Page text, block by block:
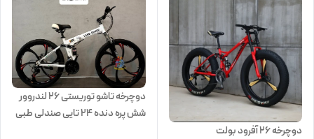
دوچرخه 26 آفرود بولت
دوچرخه تاشو توریستی ۲۶ لندروور
شش پره دنده ۲۴ تایی صندلی طبی